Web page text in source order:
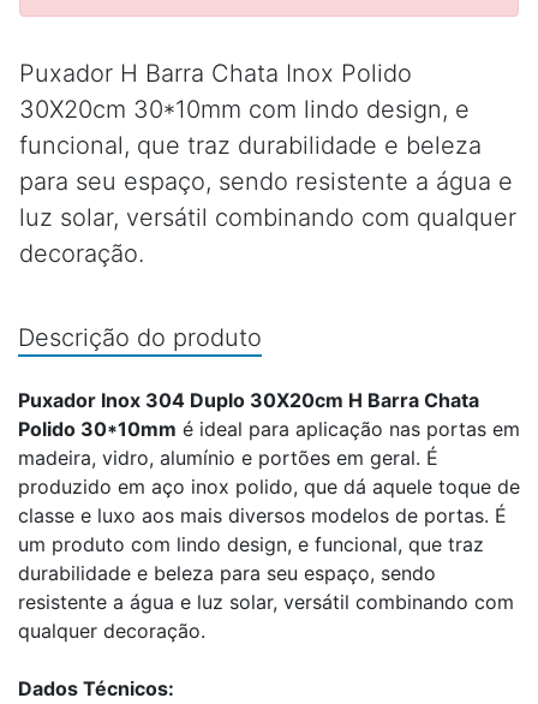
Puxador H Barra Chata Inox Polido
30X20cm 30*10mm com lindo design, e
funcional, que traz durabilidade e beleza
para seu espaço, sendo resistente a água e
luz solar, versátil combinando com qualquer
decoração.
Descrição do produto
Puxador Inox 304 Duplo 30X20cm H Barra Chata
Polido 30*10mm é ideal para aplicação nas portas em
madeira, vidro, alumínio e portões em geral. É
produzido em aço inox polido, que dá aquele toque de
classe e luxo aos mais diversos modelos de portas. É
um produto com lindo design, e funcional, que traz
durabilidade e beleza para seu espaço, sendo
resistente a água e luz solar, versátil combinando com
qualquer decoração.
Dados Técnicos: